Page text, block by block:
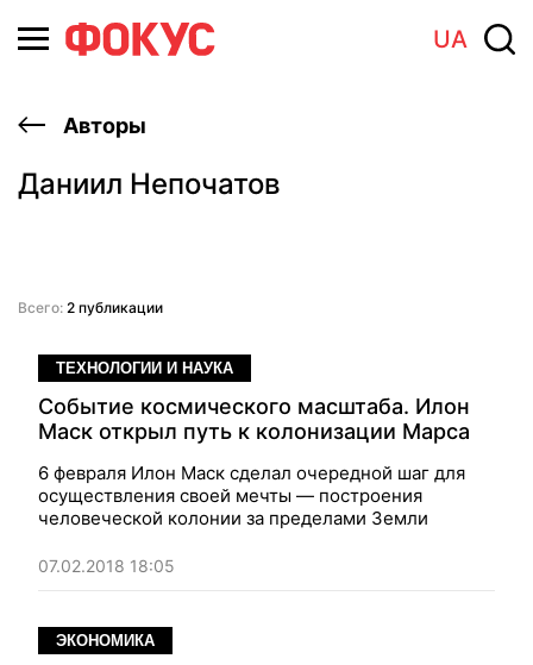
UA
Авторы
Даниил Непочатов
Всего: 2 публикации
ТЕХНОЛОГИИ И НАУКА
Событие космического масштаба. Илон
Маск открыл путь к колонизации Марса
6 февраля Илон Маск сделал очередной шаг для
осуществления своей мечты — построения
человеческой колонии за пределами Земли
07.02.2018 18:05
ЭКОНОМИКА